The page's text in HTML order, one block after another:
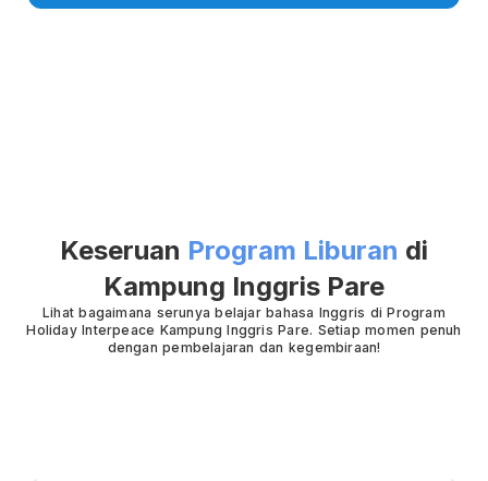
Keseruan Program Liburan di
Kampung Inggris Pare
Lihat bagaimana serunya belajar bahasa Inggris di Program
Holiday Interpeace Kampung Inggris Pare. Setiap momen penuh
dengan pembelajaran dan kegembiraan!